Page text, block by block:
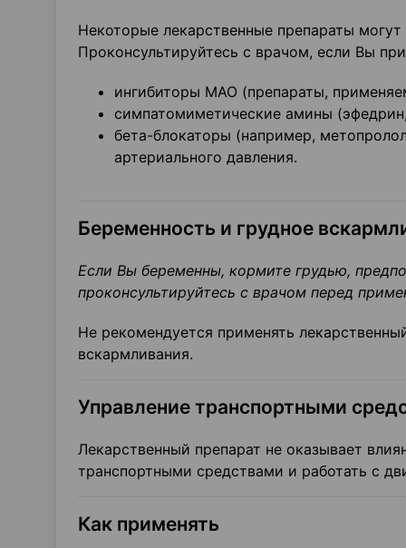
Некоторые лекарственные препараты
Проконсультируйтесь с врачом, если Вы
ингибиторы МАО (препараты,
симпатомиметические амины
бета-блокаторы (например,
артериального давления.
Беременность и грудное
Если Вы беременны, кормите грудью,
проконсультируйтесь с врачом перед
Не рекомендуется применять
вскармливания.
Управление транспортными
Лекарственный препарат не оказывает
транспортными средствами и работать с
Как применять